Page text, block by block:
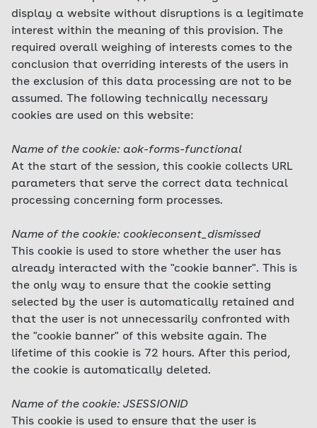
display a website without disruptions is a legitimate
interest within the meaning of this provision. The
required overall weighing of interests comes to the
conclusion that overriding interests of the users in
the exclusion of this data processing are not to be
assumed. The following technically necessary
cookies are used on this website:
Name of the cookie: aok-forms-functional
At the start of the session, this cookie collects URL
parameters that serve the correct data technical
processing concerning form processes.
Name of the cookie: cookieconsent_dismissed
This cookie is used to store whether the user has
already interacted with the "cookie banner". This is
the only way to ensure that the cookie setting
selected by the user is automatically retained and
that the user is not unnecessarily confronted with
the "cookie banner" of this website again. The
lifetime of this cookie is 72 hours. After this period,
the cookie is automatically deleted.
Name of the cookie: JSESSIONID
This cookie is used to ensure that the user is